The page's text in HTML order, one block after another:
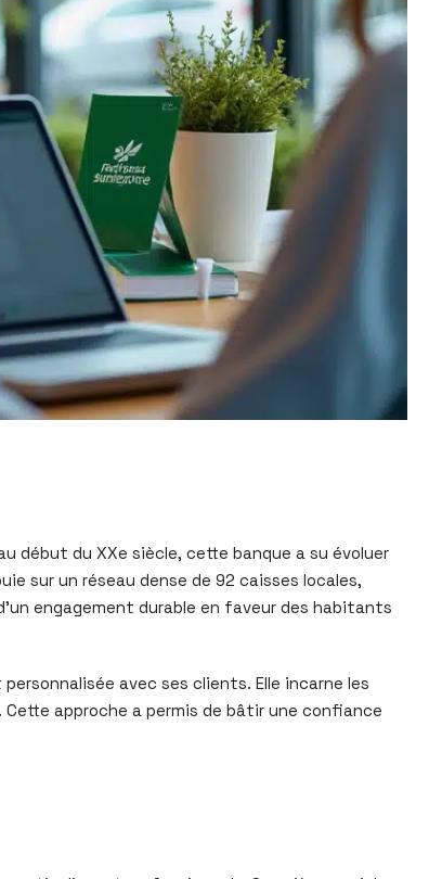
début du XXe siècle, cette banque a su évoluer
sur un réseau dense de 92 caisses locales,
engagement durable en faveur des habitants
avec ses clients. Elle incarne les
approche a permis de bâtir une confiance